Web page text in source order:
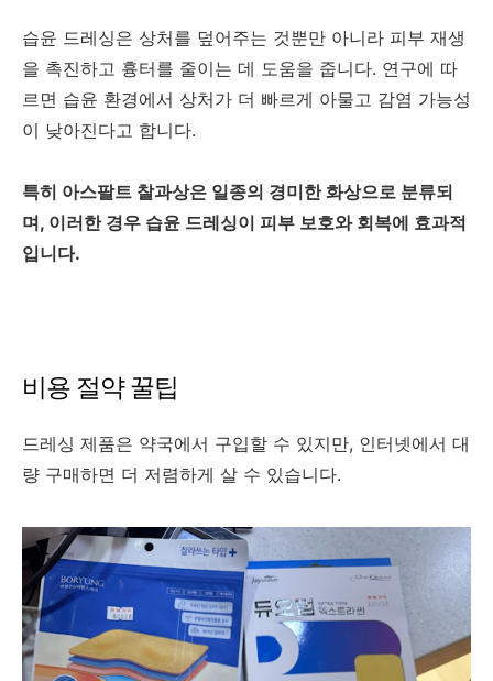
습윤 드레싱은 상처를 덮어주는 것뿐만 아니라 피부 재생
을 촉진하고 흉터를 줄이는 데 도움을 줍니다. 연구에 따
르면 습윤 환경에서 상처가 더 빠르게 아물고 감염 가능성
이 낮아진다고 합니다.
특히 아스팔트 찰과상은 일종의 경미한 화상으로 분류되
며, 이러한 경우 습윤 드레싱이 피부 보호와 회복에 효과적
입니다.
비용 절약 꿀팁
드레싱 제품은 약국에서 구입할 수 있지만, 인터넷에서 대
량 구매하면 더 저렴하게 살 수 있습니다.